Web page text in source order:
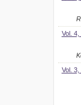
Vol.
Vol.